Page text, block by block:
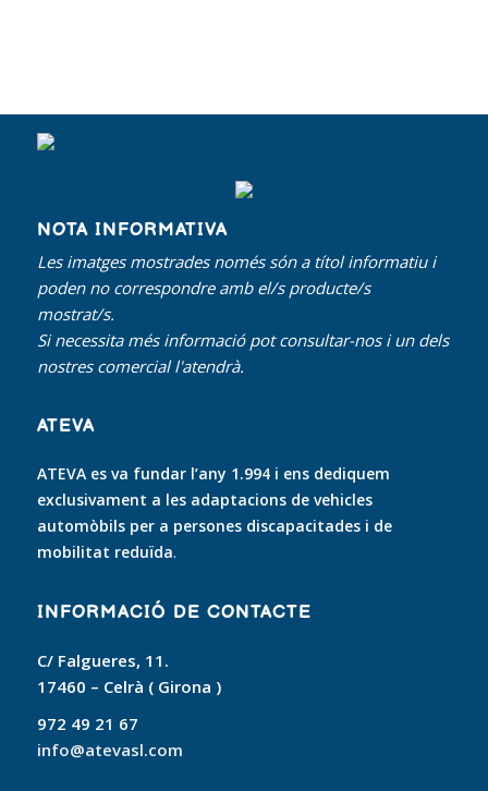
NOTA INFORMATIVA
Les imatges mostrades només són a títol informatiu i
poden no correspondre amb el/s producte/s
mostrat/s.
Si necessita més informació pot consultar-nos i un dels
nostres comercial l'atendrà.
ATEVA
ATEVA es va fundar l’any 1.994 i ens dediquem
exclusivament a les adaptacions de vehicles
automòbils per a persones discapacitades i de
mobilitat reduïda.
INFORMACIÓ DE CONTACTE
C/ Falgueres, 11.
17460 – Celrà ( Girona )
972 49 21 67
info@atevasl.com